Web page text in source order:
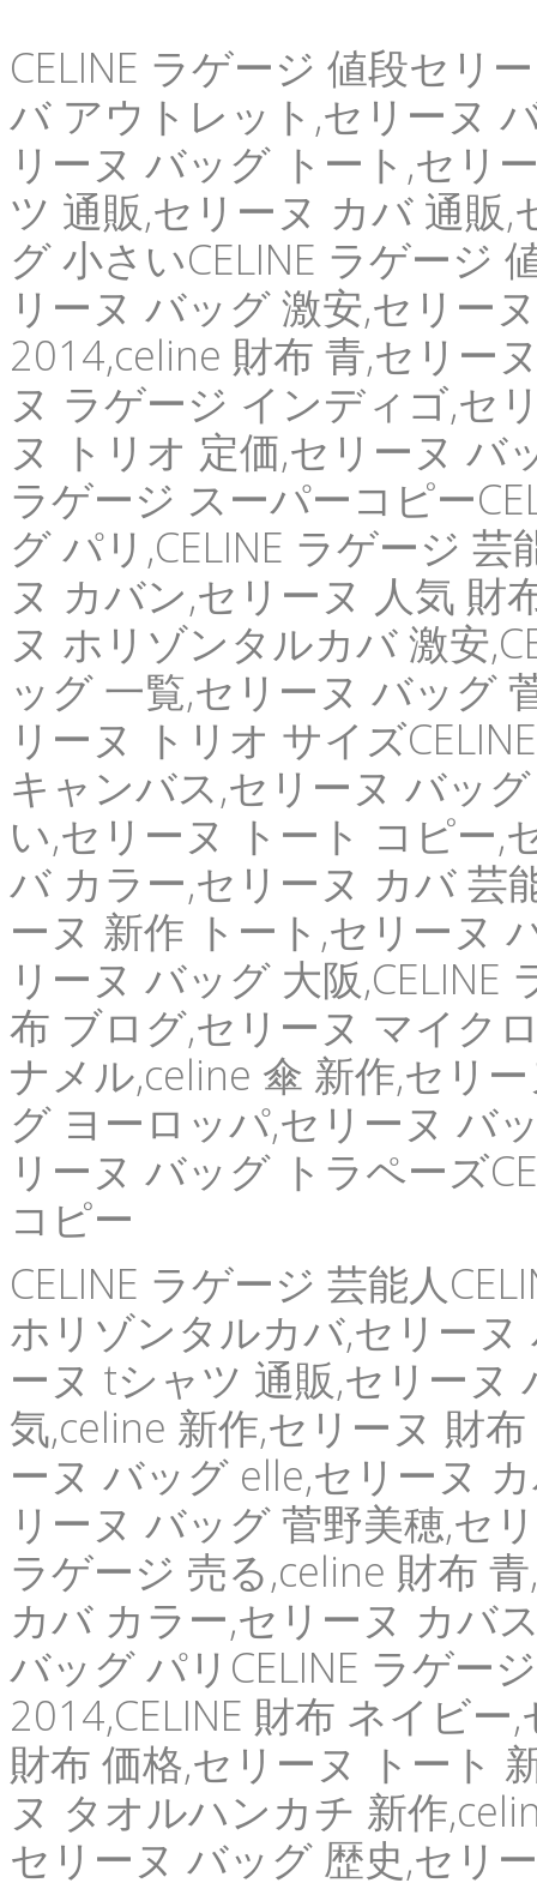
CELINE ラゲージ 値段セリ
バ アウトレット,セリーヌ
リーヌ バッグ トート,セリ
ツ 通販,セリーヌ カバ 通販
グ 小さいCELINE ラゲージ
リーヌ バッグ 激安,セリー
2014,celine 財布 青,セリー
ヌ ラゲージ インディゴ,セ
ヌ トリオ 定価,セリーヌ
ラゲージ スーパーコピー
グ パリ,CELINE ラゲージ
ヌ カバン,セリーヌ 人気 財
ヌ ホリゾンタルカバ 激安
ッグ 一覧,セリーヌ バッグ
リーヌ トリオ サイズ
キャンバス,セリーヌ バッ
い,セリーヌ トート コピー,
バ カラー,セリーヌ カバ 芸
ーヌ 新作 トート,セリーヌ
リーヌ バッグ 大阪
布 ブログ,セリーヌ マイク
ナメル,celine 傘 新作,セリ
グ ヨーロッパ,セリーヌ バ
リーヌ バッグ トラペーズ
コピー
CELINE ラゲージ 芸能人
ホリゾンタルカバ,セリー
ーヌ tシャツ 通販,セリーヌ
気,celine 新作,セリーヌ 財
ーヌ バッグ elle,セリーヌ
リーヌ バッグ 菅野美穂,セ
ラゲージ 売る,celine 財布
カバ カラー,セリーヌ カバ
バッグ パリCELINE ラゲー
2014,CELINE 財布 ネイビ
財布 価格,セリーヌ トート
ヌ タオルハンカチ 新作
セリーヌ バッグ 歴史,セリ